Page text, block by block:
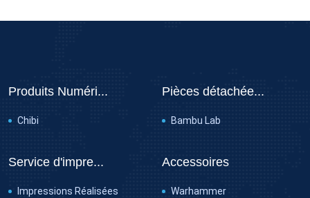
Produits Numéri...
Chibi
Pièces détachée...
Bambu Lab
Service d'impre...
Impressions Réalisées
Accessoires
Warhammer